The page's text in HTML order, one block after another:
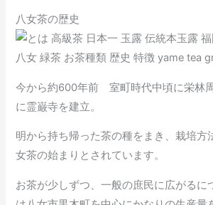
八女茶の歴史
今から約600年前 室町時代中頃に栄林
に霊巌寺を建立。
明から持ち帰った茶の種をまき、栽培方
女茶の始まりとされています。
お茶が少しずつ、一般の庶民に広がるに